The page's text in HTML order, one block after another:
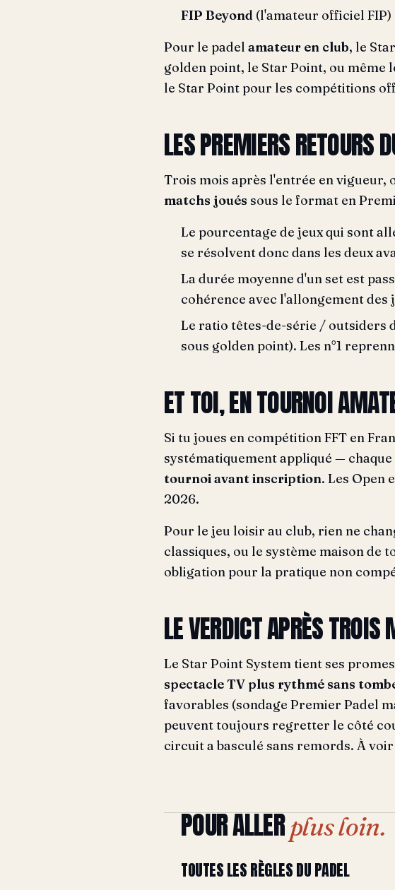
FIP Beyond (l'amateur officiel FIP)
Pour le padel amateur en club, le
golden point, le Star Point, ou même
le Star Point pour les compétitions
LES PREMIERS RETOURS
Trois mois après l'entrée en vigueur,
matchs joués sous le format en
Le pourcentage de jeux qui sont
se résolvent donc dans les deux
La durée moyenne d'un set est
cohérence avec l'allongement des
Le ratio têtes-de-série / outsiders
sous golden point). Les n°1
ET TOI, EN TOURNOI
Si tu joues en compétition FFT en
systématiquement appliqué —
tournoi avant inscription. Les Open
2026.
Pour le jeu loisir au club, rien ne
classiques, ou le système maison de
obligation pour la pratique non
LE VERDICT APRÈS TROIS
Le Star Point System tient ses
spectacle TV plus rythmé sans
favorables (sondage Premier Padel
peuvent toujours regretter le côté
circuit a basculé sans remords. À
POUR ALLERplus loin.
TOUTES LES RÈGLES DU PADEL